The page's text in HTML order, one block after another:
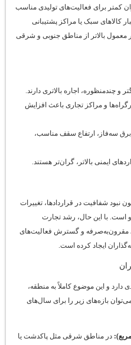
برای فعالیت‌های تولیدی مناسب
سبک یا مراکز پشتیبانی
بالاتر از مناطق جنوبی و شرقی
چندمنظوره، اجاره بالاتری دارند.
و مراکز تجاری باعث افزایش
سه‌فاز، ارتفاع سقف مناسب،
ایمنی بالاتر، گران‌تر هستند.
شفافیت در قراردادها، تغییرات
با این حال، رشد تجارت
مقرون‌به‌صرفه و گسترش فعالیت‌های
ایجاد کرده است.
دارد و این موضوع کاملاً به منطقه،
بازه‌های زیر را برای سال‌های
:در مناطق شرقی مثل پاکدشت یا